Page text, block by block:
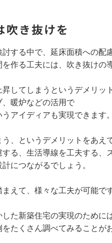
吹き抜けを
する中で、延床面積への配
作る工夫には、吹き抜けの
してしまうというデメリッ
暖炉などの活用で
アイディアも実現できます。
、というデメリットをあえ
る、生活導線を工夫する、
につながるでしょう。
えて、様々な工夫が可能です
た新築住宅の実現のために
たくさん調べてみることが